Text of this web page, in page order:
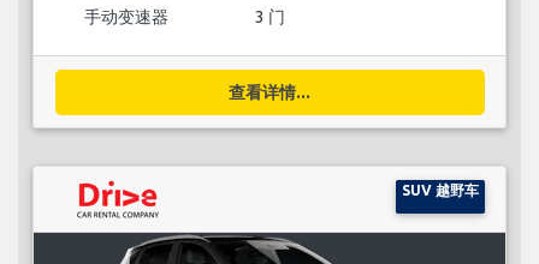
手动变速器 3 门
查看详情...
SUV 越野车